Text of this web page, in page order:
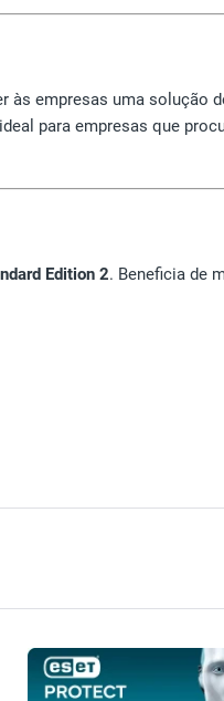
às empresas uma solução
para empresas que
Edition 2. Beneficia de